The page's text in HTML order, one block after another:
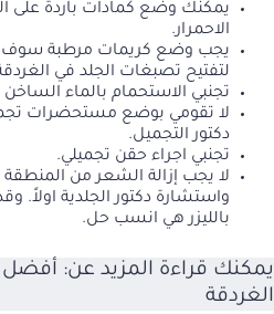
يمكنك وضع كمادات باردة على
الاحمرار.
يجب وضع كريمات مرطبة سوف
لتفتيح تصبغات الجلد في
تجنبي الاستحمام بالماء الساخن
لا تقومي بوضع مستحضرات
دكتور التجميل.
تجنبي اجراء حقن تجميلي.
لا يجب إزالة الشعر من المنطقة
واستشارة دكتور الجلدية اولاً.
بالليزر هي انسب حل.
يمكنك قراءة المزيد عن: أفضل
الغردقة